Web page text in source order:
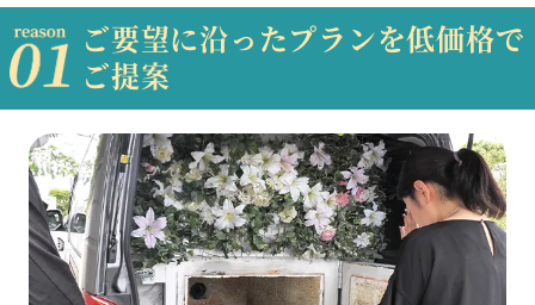
ご要望に沿ったプランを低価格で
ご提案